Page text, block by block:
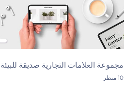
مجموعة العلامات التجارية صديقة
10 منظر